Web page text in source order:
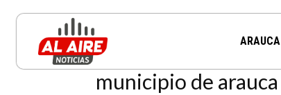
ARAUCA
municipio de arauca